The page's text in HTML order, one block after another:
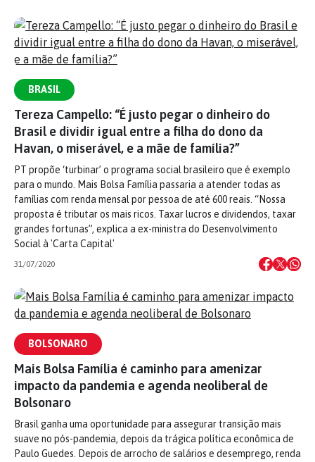
BRASIL
Tereza Campello: “É justo pegar o dinheiro do
Brasil e dividir igual entre a filha do dono da
Havan, o miserável, e a mãe de família?”
PT propõe ‘turbinar’ o programa social brasileiro que é exemplo
para o mundo. Mais Bolsa Família passaria a atender todas as
famílias com renda mensal por pessoa de até 600 reais. “Nossa
proposta é tributar os mais ricos. Taxar lucros e dividendos, taxar
grandes fortunas”, explica a ex-ministra do Desenvolvimento
Social à 'Carta Capital'
31/07/2020
BOLSONARO
Mais Bolsa Família é caminho para amenizar
impacto da pandemia e agenda neoliberal de
Bolsonaro
Brasil ganha uma oportunidade para assegurar transição mais
suave no pós-pandemia, depois da trágica política econômica de
Paulo Guedes. Depois de arrocho de salários e desemprego, renda